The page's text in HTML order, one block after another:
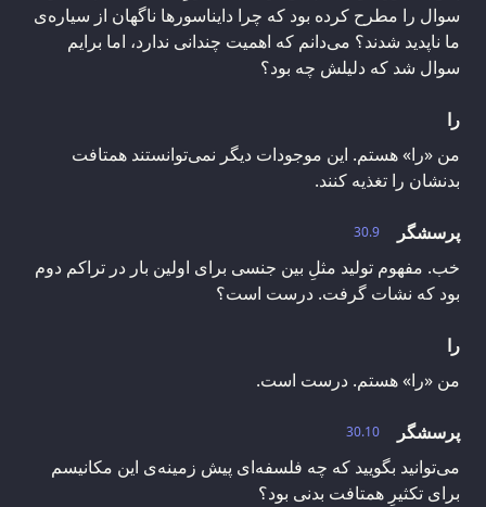
سوال را مطرح کرده بود که چرا دایناسورها ناگهان از سیاره‌ی
ما ناپدید شدند؟ می‌دانم که اهمیت چندانی ندارد، اما برایم
سوال شد که دلیلش چه بود؟
را
من «را» هستم. این موجودات دیگر نمی‌توانستند همتافت
بدنشان را تغذیه کنند.
30.9
پرسشگر
خب. مفهوم تولید مثلِ بین جنسی برای اولین بار در تراکم دوم
بود که نشات گرفت. درست است؟
را
من «را» هستم. درست است.
30.10
پرسشگر
می‌توانید بگویید که چه فلسفه‌ای پیش زمینه‌ی این مکانیسم
برای تکثیرِ همتافت بدنی بود؟